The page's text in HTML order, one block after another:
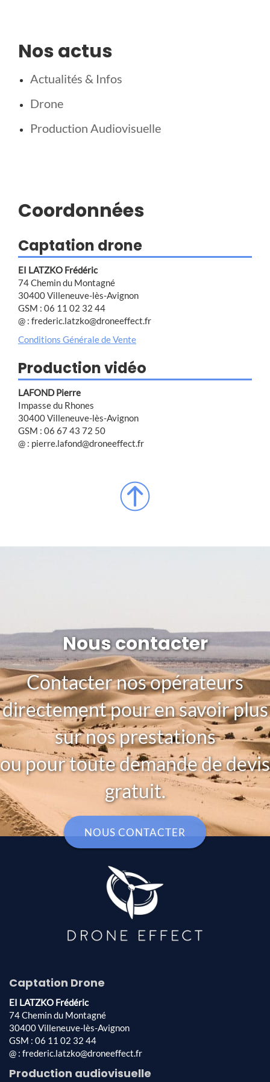
Nos actus
Actualités & Infos
Drone
Production Audiovisuelle
Coordonnées
Captation drone
EI LATZKO Frédéric
74 Chemin du Montagné
30400 Villeneuve-lès-Avignon
GSM : 06 11 02 32 44
@ : frederic.latzko@droneeffect.fr
Conditions Générale de Vente
Production vidéo
LAFOND Pierre
Impasse du Rhones
30400 Villeneuve-lès-Avignon
GSM : 06 67 43 72 50
@ : pierre.lafond@droneeffect.fr
Nous contacter
Contacter nos opérateurs
directement pour en savoir plus
sur nos prestations
ou pour toute demande de devis
gratuit.
NOUS CONTACTER
Captation Drone
EI LATZKO Frédéric
74 Chemin du Montagné
30400 Villeneuve-lès-Avignon
GSM : 06 11 02 32 44
@ : frederic.latzko@droneeffect.fr
Production audiovisuelle